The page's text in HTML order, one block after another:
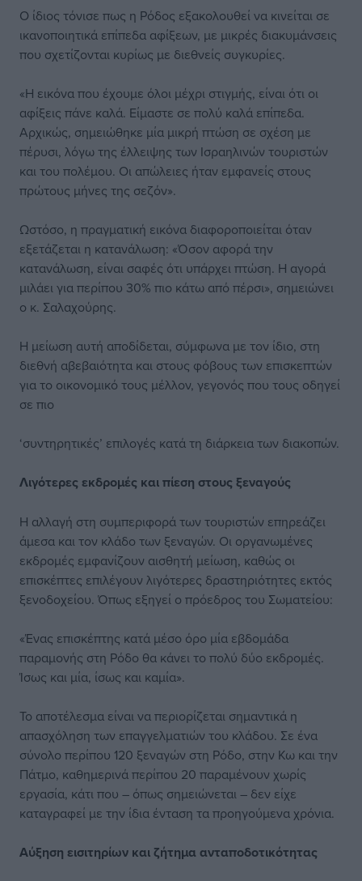
Ο ίδιος τόνισε πως η Ρόδος εξακολουθεί να κινείται σε
ικανοποιητικά επίπεδα αφίξεων, με μικρές διακυμάνσεις
που σχετίζονται κυρίως με διεθνείς συγκυρίες.
«Η εικόνα που έχουμε όλοι μέχρι στιγμής, είναι ότι οι
αφίξεις πάνε καλά. Είμαστε σε πολύ καλά επίπεδα.
Αρχικώς, σημειώθηκε μία μικρή πτώση σε σχέση με
πέρυσι, λόγω της έλλειψης των Ισραηλινών τουριστών
και του πολέμου. Οι απώλειες ήταν εμφανείς στους
πρώτους μήνες της σεζόν».
Ωστόσο, η πραγματική εικόνα διαφοροποιείται όταν
εξετάζεται η κατανάλωση: «Όσον αφορά την
κατανάλωση, είναι σαφές ότι υπάρχει πτώση. Η αγορά
μιλάει για περίπου 30% πιο κάτω από πέρσι», σημειώνει
ο κ. Σαλαχούρης.
Η μείωση αυτή αποδίδεται, σύμφωνα με τον ίδιο, στη
διεθνή αβεβαιότητα και στους φόβους των επισκεπτών
για το οικονομικό τους μέλλον, γεγονός που τους οδηγεί
σε πιο
‘συντηρητικές’ επιλογές κατά τη διάρκεια των διακοπών.
Λιγότερες εκδρομές και πίεση στους ξεναγούς
Η αλλαγή στη συμπεριφορά των τουριστών επηρεάζει
άμεσα και τον κλάδο των ξεναγών. Οι οργανωμένες
εκδρομές εμφανίζουν αισθητή μείωση, καθώς οι
επισκέπτες επιλέγουν λιγότερες δραστηριότητες εκτός
ξενοδοχείου. Όπως εξηγεί ο πρόεδρος του Σωματείου:
«Ένας επισκέπτης κατά μέσο όρο μία εβδομάδα
παραμονής στη Ρόδο θα κάνει το πολύ δύο εκδρομές.
Ίσως και μία, ίσως και καμία».
Το αποτέλεσμα είναι να περιορίζεται σημαντικά η
απασχόληση των επαγγελματιών του κλάδου. Σε ένα
σύνολο περίπου 120 ξεναγών στη Ρόδο, στην Κω και την
Πάτμο, καθημερινά περίπου 20 παραμένουν χωρίς
εργασία, κάτι που – όπως σημειώνεται – δεν είχε
καταγραφεί με την ίδια ένταση τα προηγούμενα χρόνια.
Αύξηση εισιτηρίων και ζήτημα ανταποδοτικότητας